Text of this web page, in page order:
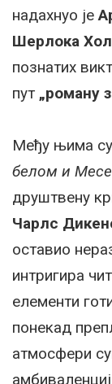
надахнуо је
Шерлока
познатих
пут „роману
Међу њима су
белом и
друштвену
Чарлс
оставио
интригира
елементи
понекад
атмосфери